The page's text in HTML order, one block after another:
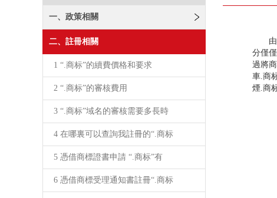
一、政策相關
二、註冊相關
1 “.商标”的續費價格和要求
2 “.商标”的審核費用
3 “.商标”域名的審核需要多長時
4 在哪裏可以查詢我註冊的“.商标
5 憑借商標證書申請 “.商标”有
6 憑借商標受理通知書註冊“.商标
由於
分僅
過將
車.商
煙.商